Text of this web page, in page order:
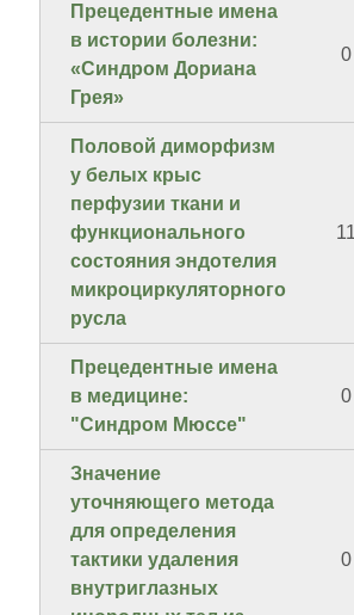
Прецедентные имена
в истории болезни:
«Синдром Дориана
Грея»
0
Половой диморфизм
у белых крыс
перфузии ткани и
функционального
состояния эндотелия
микроциркуляторного
русла
11
Прецедентные имена
в медицине:
"Синдром Мюссе"
0
Значение
уточняющего метода
для определения
тактики удаления
внутриглазных
0